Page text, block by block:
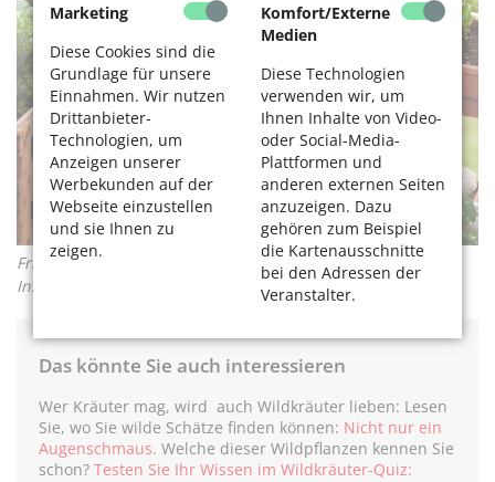
Marketing
Diese Cookies sind die
Grundlage für unsere
Einnahmen. Wir nutzen
Drittanbieter-
Technologien, um
Anzeigen unserer
Werbekunden auf der
Webseite einzustellen
und sie Ihnen zu
zeigen.
Komfort/Externe
Medien
Diese Technologien
verwenden wir, um
Ihnen Inhalte von Video-
oder Social-Media-
Plattformen und
anderen externen Seiten
anzuzeigen. Dazu
gehören zum Beispiel
die Kartenausschnitte
bei den Adressen der
Veranstalter.
Frische Kräuter sind ein Magnet für Bienen und andere
Insekten. Foto: Adobe Stock © Scheer Sieglinde
Das könnte Sie auch interessieren
Wer Kräuter mag, wird auch Wildkräuter lieben: Lesen
Sie, wo Sie wilde Schätze finden können: Nicht nur ein
Augenschmaus. Welche dieser Wildpflanzen kennen Sie
schon? Testen Sie Ihr Wissen im Wildkräuter-Quiz: